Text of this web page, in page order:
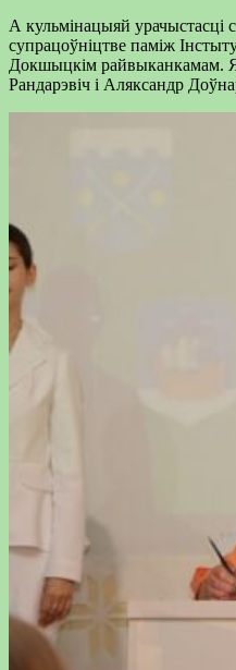
А кульмінацыяй урачыстасці
супрацоўніцтве паміж
Докшыцкім райвыканкамам.
Рандарэвіч i Аляксандр